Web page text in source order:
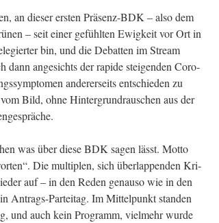
an die­ser ers­ten Prä­senz-BDK – also dem
– seit einer gefühl­ten Ewig­keit vor Ort in
bin, und die Debat­ten im Stream
dann ange­sichts der rapi­de stei­gen­den Coro­
ande­rer­seits ent­schie­den zu
Bild, ohne Hin­ter­grund­rau­schen aus der
was über die­se BDK sagen lässt. Mot­to
Die mul­ti­plen, sich über­lap­pen­den Kri­
auf – in den Reden genau­so wie in den
Antrags-Par­tei­tag. Im Mit­tel­punkt stan­den
und auch kein Pro­gramm, viel­mehr wur­de